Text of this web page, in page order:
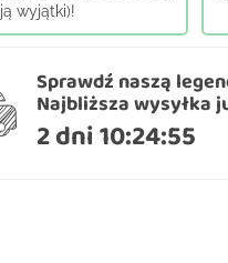
wyjątki)!
Sprawdź naszą
Najbliższa wysyłka
2 dni 10:24:54